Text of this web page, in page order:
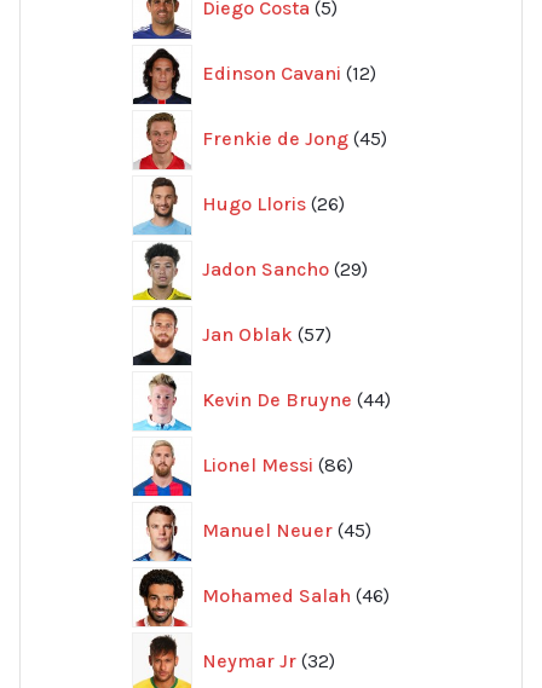
Diego Costa 5
produkter
Edinson Cavani 12
produkter
Frenkie de Jong 45
produkter
Hugo Lloris 26
produkter
Jadon Sancho 29
produkter
Jan Oblak 57
produkter
Kevin De Bruyne 44
produkter
Lionel Messi 86
produkter
Manuel Neuer 45
produkter
Mohamed Salah 46
produkter
Neymar Jr 32
produkter